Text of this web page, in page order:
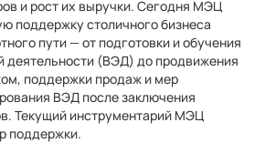
и рост их выручки. Сегодня МЭЦ
поддержку столичного бизнеса
пути — от подготовки и обучения
деятельности (ВЭД) до продвижения
поддержки продаж и мер
ВЭД после заключения
Текущий инструментарий МЭЦ
поддержки.